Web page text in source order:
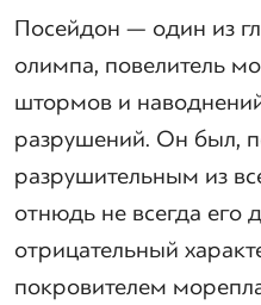
Посейдон — один из
олимпа, повелитель
штормов и
разрушений. Он был,
разрушительным из
отнюдь не всегда его
отрицательный
покровителем